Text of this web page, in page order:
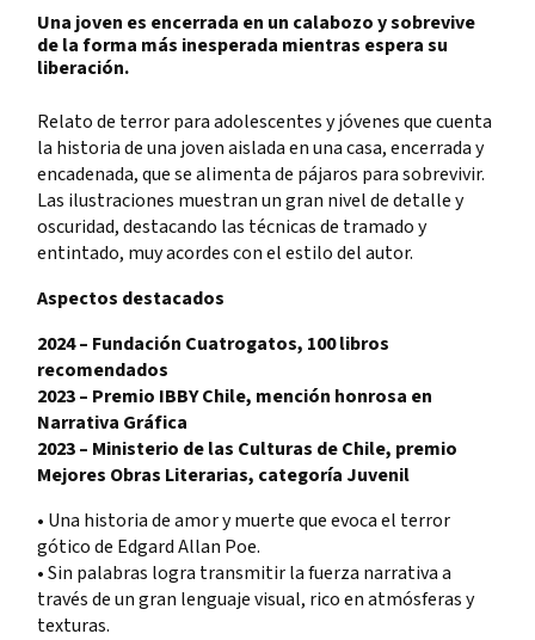
Una joven es encerrada en un calabozo y sobrevive
de la forma más inesperada mientras espera su
liberación.
Relato de terror para adolescentes y jóvenes que cuenta
la historia de una joven aislada en una casa, encerrada y
encadenada, que se alimenta de pájaros para sobrevivir.
Las ilustraciones muestran un gran nivel de detalle y
oscuridad, destacando las técnicas de tramado y
entintado, muy acordes con el estilo del autor.
Aspectos destacados
2024 – Fundación Cuatrogatos, 100 libros
recomendados
2023 – Premio IBBY Chile, mención honrosa en
Narrativa Gráfica
2023 – Ministerio de las Culturas de Chile, premio
Mejores Obras Literarias, categoría Juvenil
• Una historia de amor y muerte que evoca el terror
gótico de Edgard Allan Poe.
• Sin palabras logra transmitir la fuerza narrativa a
través de un gran lenguaje visual, rico en atmósferas y
texturas.